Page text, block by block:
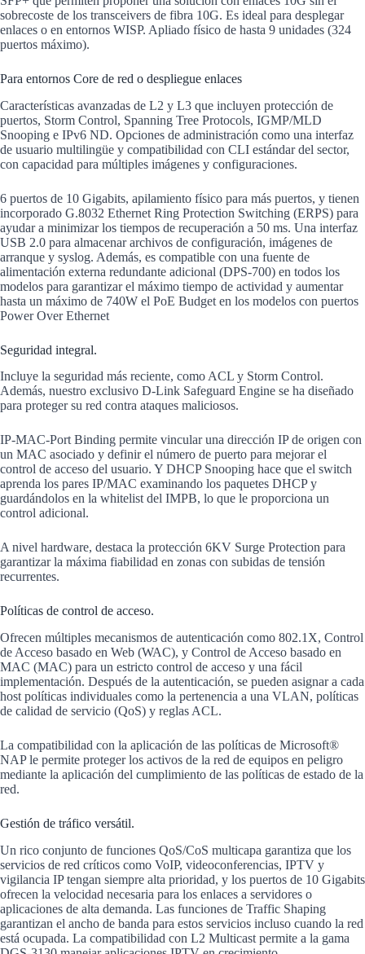
sobrecoste de los transceivers de fibra 10G. Es ideal para desplegar
enlaces o en entornos WISP. Apliado físico de hasta 9 unidades (324
puertos máximo).
Para entornos Core de red o despliegue enlaces
Características avanzadas de L2 y L3 que incluyen protección de
puertos, Storm Control, Spanning Tree Protocols, IGMP/MLD
Snooping e IPv6 ND. Opciones de administración como una interfaz
de usuario multilingüe y compatibilidad con CLI estándar del sector,
con capacidad para múltiples imágenes y configuraciones.
6 puertos de 10 Gigabits, apilamiento físico para más puertos, y tienen
incorporado G.8032 Ethernet Ring Protection Switching (ERPS) para
ayudar a minimizar los tiempos de recuperación a 50 ms. Una interfaz
USB 2.0 para almacenar archivos de configuración, imágenes de
arranque y syslog. Además, es compatible con una fuente de
alimentación externa redundante adicional (DPS-700) en todos los
modelos para garantizar el máximo tiempo de actividad y aumentar
hasta un máximo de 740W el PoE Budget en los modelos con puertos
Power Over Ethernet
Seguridad integral.
Incluye la seguridad más reciente, como ACL y Storm Control.
Además, nuestro exclusivo D-Link Safeguard Engine se ha diseñado
para proteger su red contra ataques maliciosos.
IP-MAC-Port Binding permite vincular una dirección IP de origen con
un MAC asociado y definir el número de puerto para mejorar el
control de acceso del usuario. Y DHCP Snooping hace que el switch
aprenda los pares IP/MAC examinando los paquetes DHCP y
guardándolos en la whitelist del IMPB, lo que le proporciona un
control adicional.
A nivel hardware, destaca la protección 6KV Surge Protection para
garantizar la máxima fiabilidad en zonas con subidas de tensión
recurrentes.
Políticas de control de acceso.
Ofrecen múltiples mecanismos de autenticación como 802.1X, Control
de Acceso basado en Web (WAC), y Control de Acceso basado en
MAC (MAC) para un estricto control de acceso y una fácil
implementación. Después de la autenticación, se pueden asignar a cada
host políticas individuales como la pertenencia a una VLAN, políticas
de calidad de servicio (QoS) y reglas ACL.
La compatibilidad con la aplicación de las políticas de Microsoft®
NAP le permite proteger los activos de la red de equipos en peligro
mediante la aplicación del cumplimiento de las políticas de estado de la
red.
Gestión de tráfico versátil.
Un rico conjunto de funciones QoS/CoS multicapa garantiza que los
servicios de red críticos como VoIP, videoconferencias, IPTV y
vigilancia IP tengan siempre alta prioridad, y los puertos de 10 Gigabits
ofrecen la velocidad necesaria para los enlaces a servidores o
aplicaciones de alta demanda. Las funciones de Traffic Shaping
garantizan el ancho de banda para estos servicios incluso cuando la red
está ocupada. La compatibilidad con L2 Multicast permite a la gama